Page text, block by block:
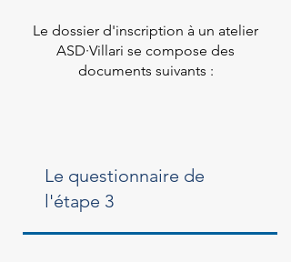
Le dossier d'inscription à un atelier
ASD·Villari se compose des
documents suivants :
Le questionnaire de
l'étape 3